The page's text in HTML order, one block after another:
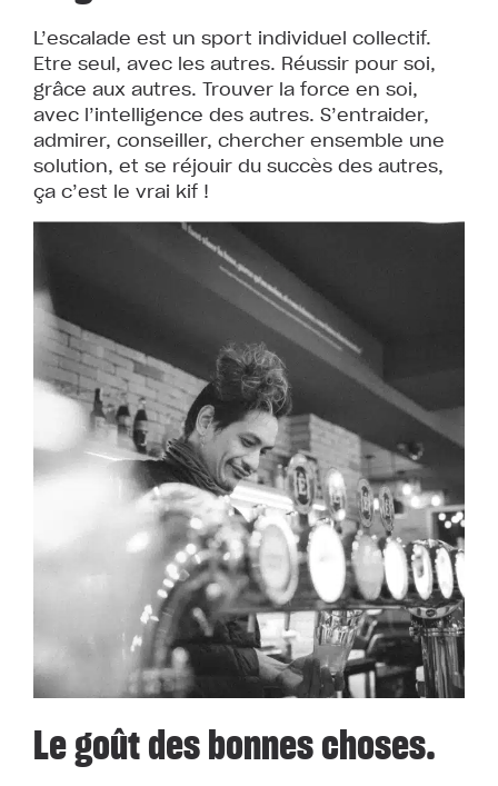
L’escalade est un sport individuel collectif.
Etre seul, avec les autres. Réussir pour soi,
grâce aux autres. Trouver la force en soi,
avec l’intelligence des autres. S’entraider,
admirer, conseiller, chercher ensemble une
solution, et se réjouir du succès des autres,
ça c’est le vrai kif !
Le goût des bonnes choses.